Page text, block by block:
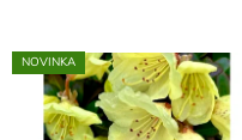
NOVINKA